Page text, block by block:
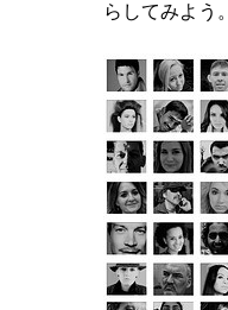
らしてみよう。